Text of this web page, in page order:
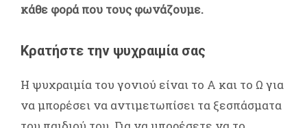
κάθε φορά που τους φωνάζουμε.
Κρατήστε την ψυχραιμία σας
Η ψυχραιμία του γονιού είναι το Α και το Ω για
να μπορέσει να αντιμετωπίσει τα ξεσπάσματα